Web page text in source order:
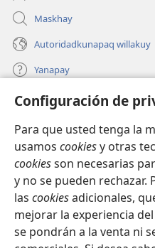
Configuración de
Para que usted tenga la
usamos cookiesy otras
cookiesson necesarias
y no se pueden rechazar.
las cookiesadicionales,
mejorar la experiencia
se pondrán a la venta ni
Maskhay
Autoridadkunapaq willakuy
Yanapay
Donacionta churanapaq
una
ventana)
INTERNETPI
(abre
una
nueva
ventana)
JW Hub
(abre
una
nueva
ventana)
JW Library ®